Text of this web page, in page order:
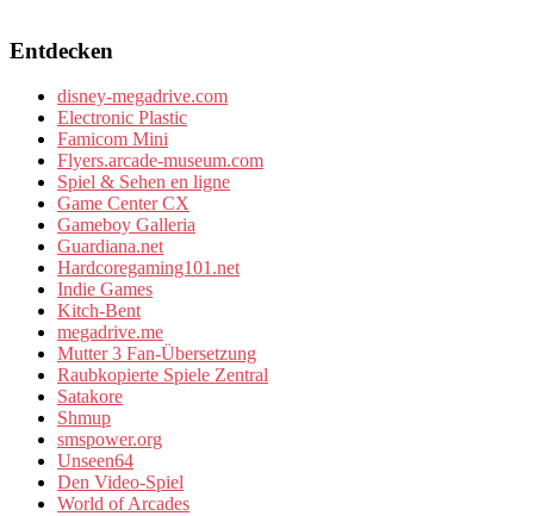
Entdecken
disney-megadrive.com
Electronic Plastic
Famicom Mini
Flyers.arcade-museum.com
Spiel & Sehen en ligne
Game Center CX
Gameboy Galleria
Guardiana.net
Hardcoregaming101.net
Indie Games
Kitch-Bent
megadrive.me
Mutter 3 Fan-Übersetzung
Raubkopierte Spiele Zentral
Satakore
Shmup
smspower.org
Unseen64
Den Video-Spiel
World of Arcades